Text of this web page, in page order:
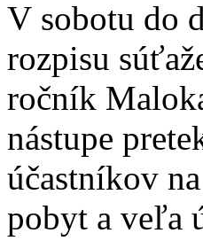
V sobotu do
rozpisu
ročník
nástupe
účastníkov
pobyt a veľa